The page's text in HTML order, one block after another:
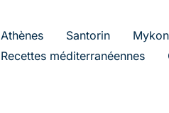
Athènes Santorin
Recettes méditerranéennes